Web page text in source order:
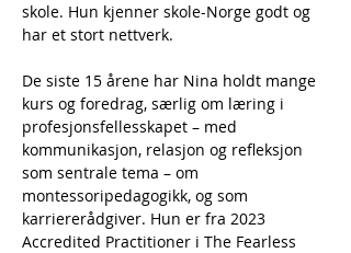
skole. Hun kjenner skole-Norge godt og
har et stort nettverk.
De siste 15 årene har Nina holdt mange
kurs og foredrag, særlig om læring i
profesjonsfellesskapet – med
kommunikasjon, relasjon og refleksjon
som sentrale tema – om
montessoripedagogikk, og som
karriererådgiver. Hun er fra 2023
Accredited Practitioner i The Fearless